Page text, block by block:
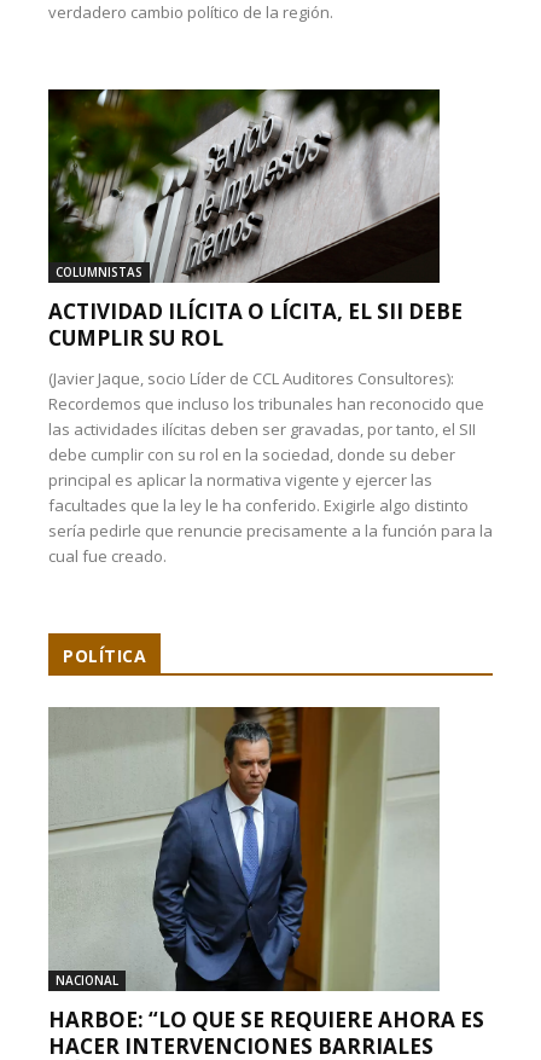
verdadero cambio político de la región.
COLUMNISTAS
ACTIVIDAD ILÍCITA O LÍCITA, EL SII DEBE
CUMPLIR SU ROL
(Javier Jaque, socio Líder de CCL Auditores Consultores):
Recordemos que incluso los tribunales han reconocido que
las actividades ilícitas deben ser gravadas, por tanto, el SII
debe cumplir con su rol en la sociedad, donde su deber
principal es aplicar la normativa vigente y ejercer las
facultades que la ley le ha conferido. Exigirle algo distinto
sería pedirle que renuncie precisamente a la función para la
cual fue creado.
POLÍTICA
NACIONAL
HARBOE: “LO QUE SE REQUIERE AHORA ES
HACER INTERVENCIONES BARRIALES